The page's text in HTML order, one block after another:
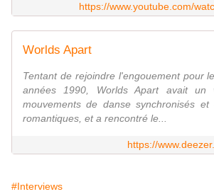
https://www.youtube.com/
Worlds Apart
Tentant de rejoindre l'engouement pour
années 1990, Worlds Apart avait un
mouvements de danse synchronisés
romantiques, et a rencontré le...
https://
#Interviews